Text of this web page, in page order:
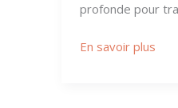
profonde pour
En savoir plus